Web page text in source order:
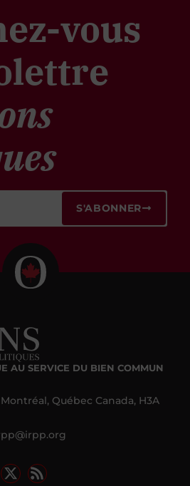
vous
S'ABONNER
AU SERVICE DU BIEN COMMUN
Québec Canada, H3A